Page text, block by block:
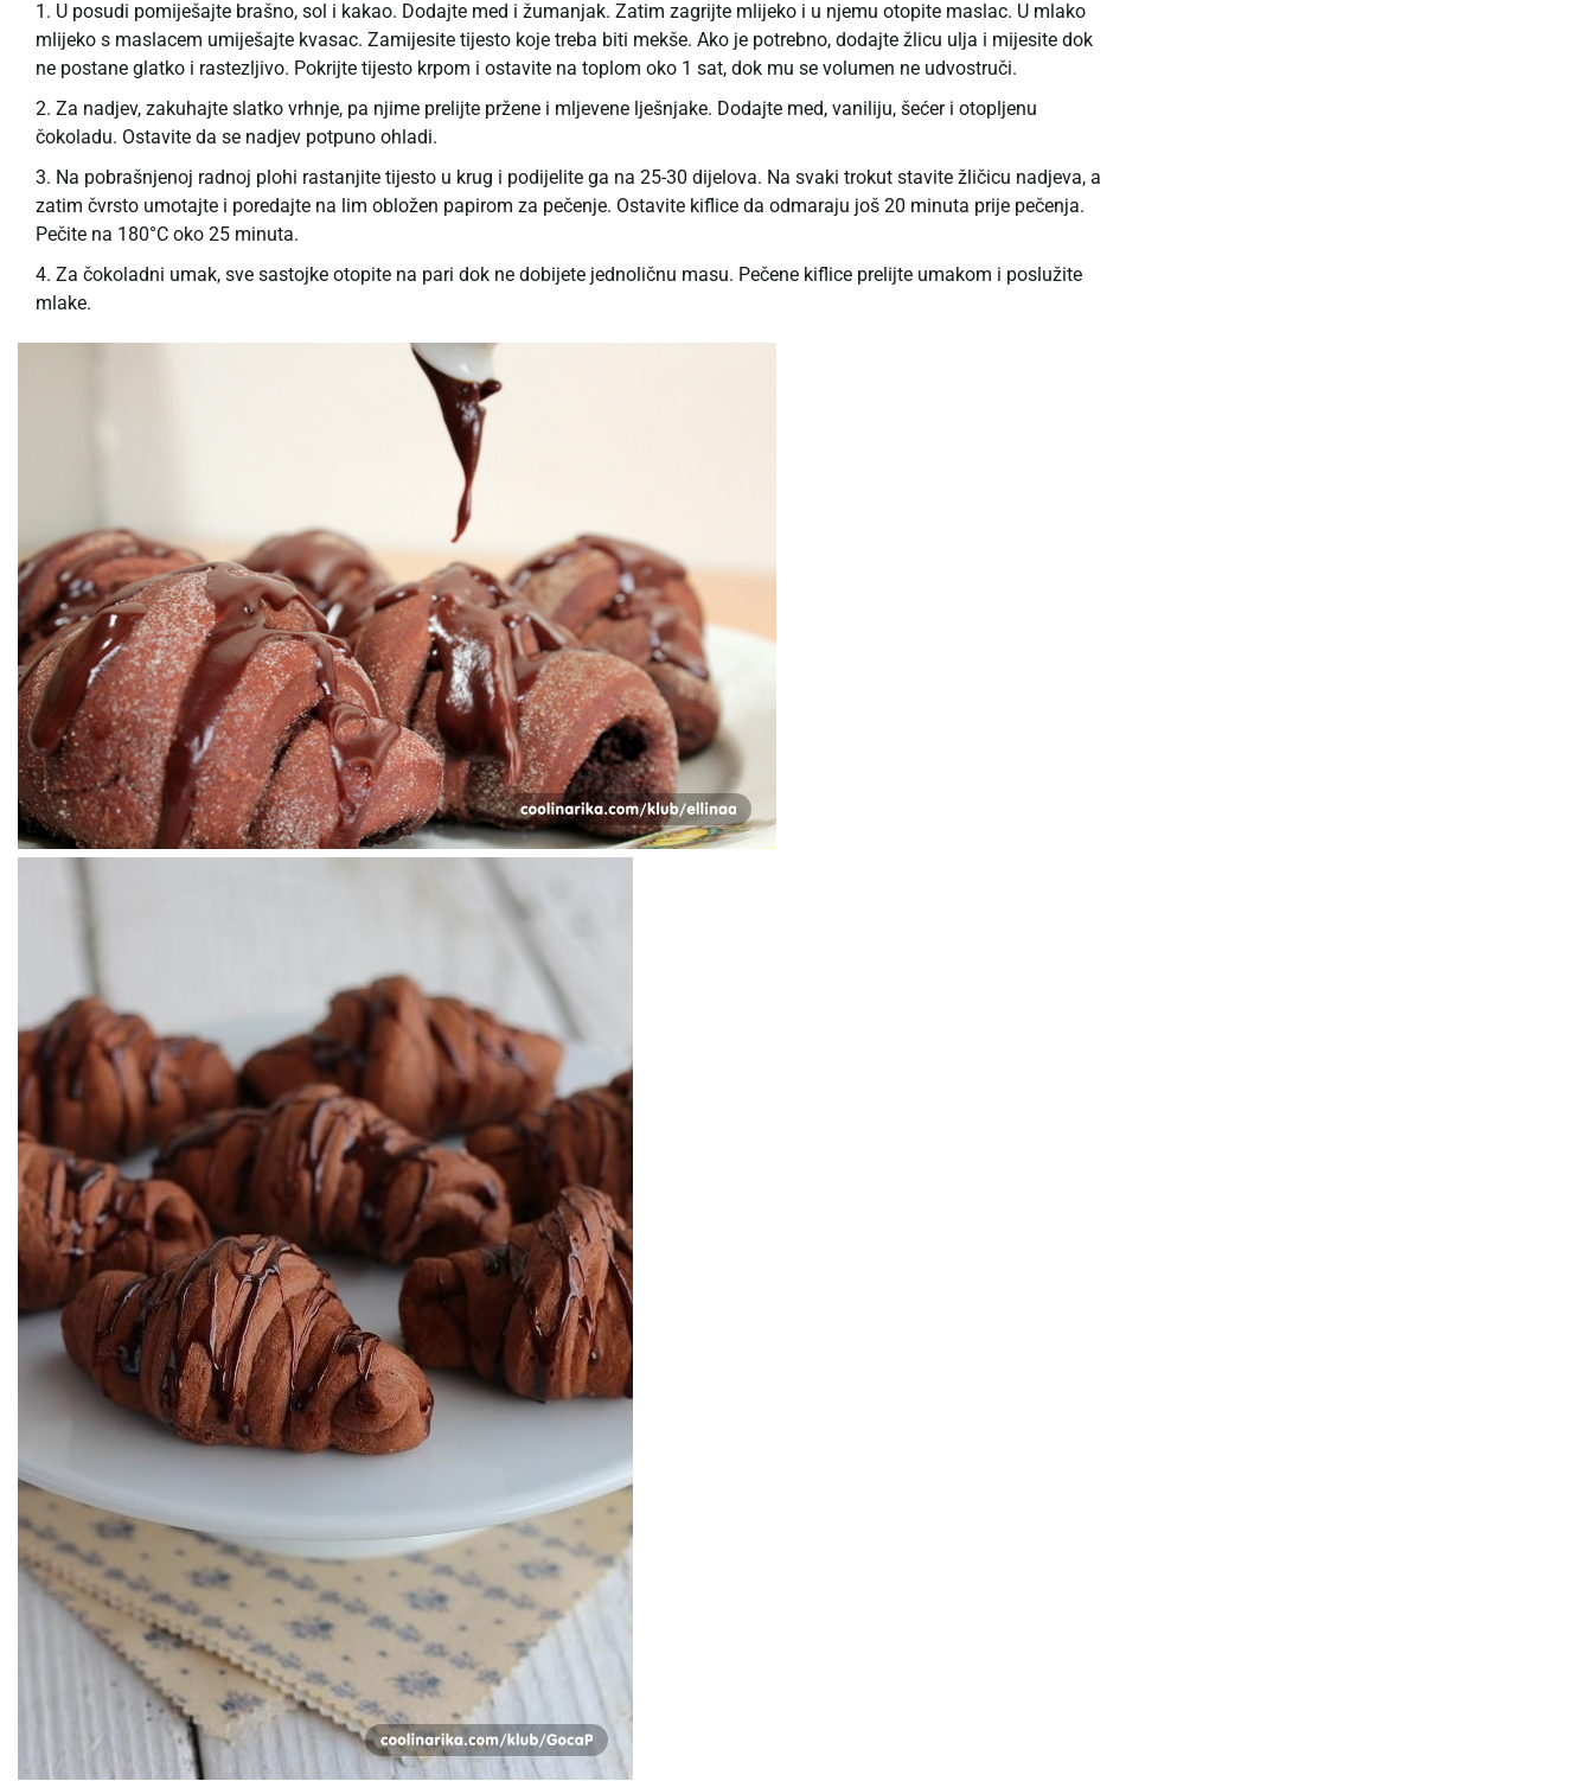
U posudi pomiješajte brašno, sol i kakao. Dodajte med i žumanjak. Zatim zagrijte mlijeko i u njemu otopite maslac. U mlako
mlijeko s maslacem umiješajte kvasac. Zamijesite tijesto koje treba biti mekše. Ako je potrebno, dodajte žlicu ulja i mijesite dok
ne postane glatko i rastezljivo. Pokrijte tijesto krpom i ostavite na toplom oko 1 sat, dok mu se volumen ne udvostruči.
Za nadjev, zakuhajte slatko vrhnje, pa njime prelijte pržene i mljevene lješnjake. Dodajte med, vaniliju, šećer i otopljenu
čokoladu. Ostavite da se nadjev potpuno ohladi.
Na pobrašnjenoj radnoj plohi rastanjite tijesto u krug i podijelite ga na 25-30 dijelova. Na svaki trokut stavite žličicu nadjeva, a
zatim čvrsto umotajte i poredajte na lim obložen papirom za pečenje. Ostavite kiflice da odmaraju još 20 minuta prije pečenja.
Pečite na 180°C oko 25 minuta.
Za čokoladni umak, sve sastojke otopite na pari dok ne dobijete jednoličnu masu. Pečene kiflice prelijte umakom i poslužite
mlake.